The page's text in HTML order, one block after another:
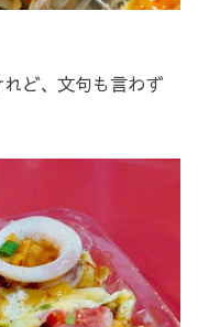
ど、文句も言わず